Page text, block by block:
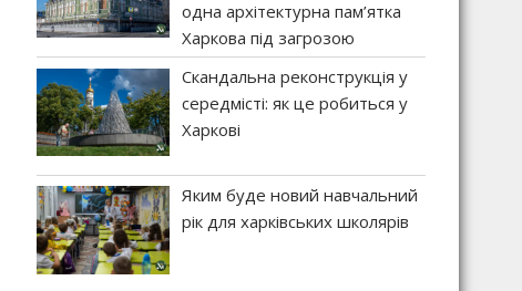
одна архітектурна пам’ятка
Харкова під загрозою
Скандальна реконструкція у
середмісті: як це робиться у
Харкові
Яким буде новий навчальний
рік для харківських школярів